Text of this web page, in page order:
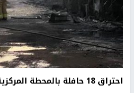
احتراق 18 حافلة بالمحطة المركزية في مدينة صفد